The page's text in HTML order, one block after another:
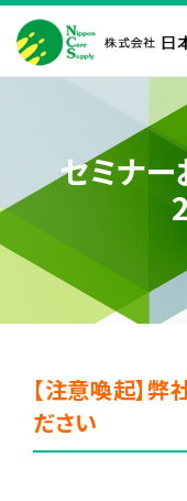
セミナー
【注意喚起】弊
ださい